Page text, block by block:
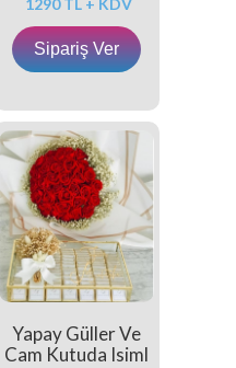
1290 TL + KDV
Sipariş Ver
Yapay Güller Ve
Cam Kutuda Isiml